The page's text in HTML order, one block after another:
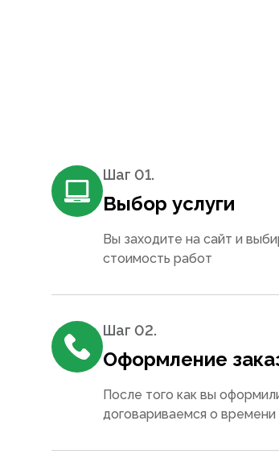
Шаг 01.
Выбор услуги
Вы заходите на сайт и
стоимость работ
Шаг 02.
Оформление
После того как вы
договариваемся о